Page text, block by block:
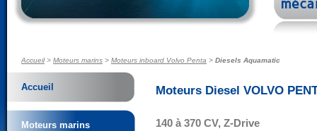
Accueil> Moteurs marins > Moteurs inboard Volvo Penta > Diesels Aquamatic
Accueil
Moteurs marins
Moteurs Diesel VOLVO
140 à 370 CV, Z-Drive